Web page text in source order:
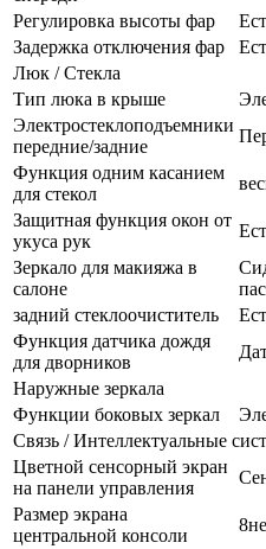
Регулировка высоты фар
Задержка отключения фар
Люк / Стекла
Тип люка в крыше
Электростеклоподъемники
передние/задние
Функция одним касанием
для стекол
Защитная функция окон от
укуса рук
Зеркало для макияжа в
салоне
задний стеклоочиститель
Функция датчика дождя
для дворников
Наружные зеркала
Функции боковых зеркал
Связь / Интеллектуальные
Цветной сенсорный экран
на панели управления
Размер экрана
центральной консоли